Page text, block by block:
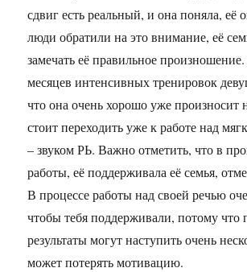
сдвиг есть реальный, и она поняла,
люди обратили на это внимание, её
замечать её правильное
месяцев интенсивных тренировок
что она очень хорошо уже произносит
стоит переходить уже к работе над
– звуком РЬ. Важно отметить, что в
работы, её поддерживала её семья,
В процессе работы над своей речью
чтобы тебя поддерживали, потому что
результаты могут наступить очень
может потерять мотивацию.